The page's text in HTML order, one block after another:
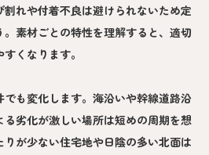
れや付着不良は避けられないため定
素材ごとの特性を理解すると、適切
くなります。
も変化します。海沿いや幹線道路沿
劣化が激しい場所は短めの周期を想
が少ない住宅地や日陰の多い北面は